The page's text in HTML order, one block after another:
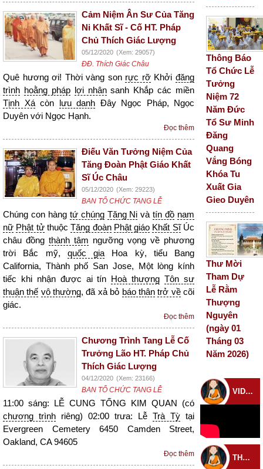
Cảm Niệm Ân Sư Của Tăng
Ni Khất Sĩ - Cố HT. Pháp
Chủ Thích Giác Lượng
05/12/2020 (Xem: 29057)
ĐĐ. Thích Giác Châu
Quê hương ơi! Thời vàng son rực rỡKhởiđăng
trình hoằng pháp lợi nhânsanh Khắp các miền
Tịnh Xácòn lưu danh Đây Ngọc Pháp, Ngọc
Duyên với Ngọc Hạnh.
Đọc thêm
Điếu Văn Tưởng Niệm Của
Tăng Đoàn Phật Giáo Khất
Sĩ Úc Châu
05/12/2020 (Xem: 29223)
BAN TỔ CHỨC TANG LỄ
Chúng con hàng tứ chúng Tăng Ni vàtín đồ nam
nữ Phật tửthuộcTăng đoàn Phật giáo Khất SĩÚc
châu đồng thành tâm ngưỡng vọng về phương
trời Bắc mỹ, quốc giaHoa kỳ, tiểu Bang
California, Thành phố San Jose, Một lòng kính
tiếc khi nhận được ai tín Hoà thượng Tôn sư
thuận thế vô thường, đã xả bỏ báo thân trở vềcõi
giác.
Đọc thêm
Chương Trình Tang Lễ Cố
Trưởng Lão HT. Pháp Chủ
Thích Giác Lượng
04/12/2020 (Xem: 23166)
BAN TỔ CHỨC TANG LỄ
11:00 sáng: LỄ CUNG TỐNG KIM QUAN (có
chương trình riêng) 02:00 trưa: Lễ Trà Tỳ tại
Evergreen Cemetery 6450 Camden Street,
Oakland, CA 94605
Đọc thêm
Thông Báo
Tổ Chức Lễ
Tưởng
Niệm 72
Năm Đức
Tổ Sư Minh
Đăng
Quang
Vắng Bóng
Khóa Tu
Xuất Gia
Gieo Duyên
Thư Mời
Tham Dự
Lễ Rằm
Thượng
Nguyên
(ngày 01
Tháng 03
Năm 2026)
VIDEO CHÙA
THEO DÕI THIỀN TỰ